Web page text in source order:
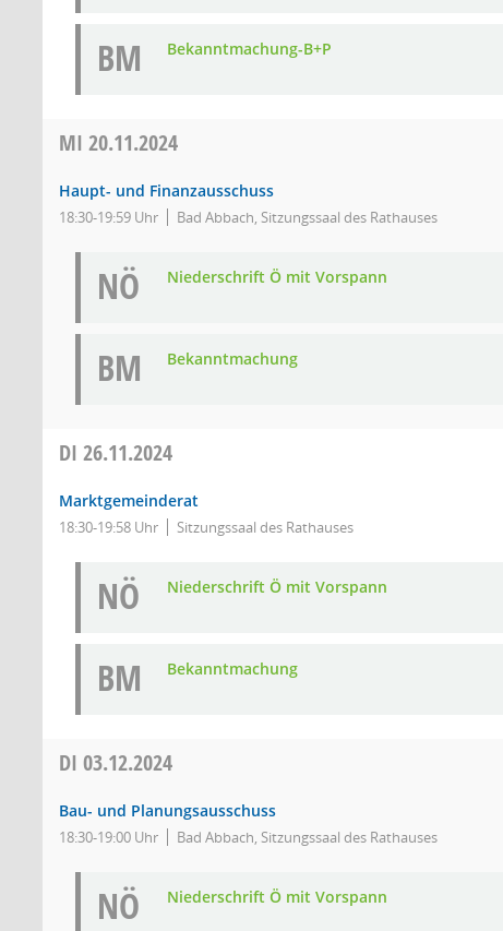
BM Bekanntmachung-B+P
MI 20.11.2024
Haupt- und Finanzausschuss
18:30-19:59 Uhr Bad Abbach, Sitzungssaal des Rathauses
NÖ Niederschrift Ö mit Vorspann
BM Bekanntmachung
DI 26.11.2024
Marktgemeinderat
18:30-19:58 Uhr Sitzungssaal des Rathauses
NÖ Niederschrift Ö mit Vorspann
BM Bekanntmachung
DI 03.12.2024
Bau- und Planungsausschuss
18:30-19:00 Uhr Bad Abbach, Sitzungssaal des Rathauses
NÖ Niederschrift Ö mit Vorspann